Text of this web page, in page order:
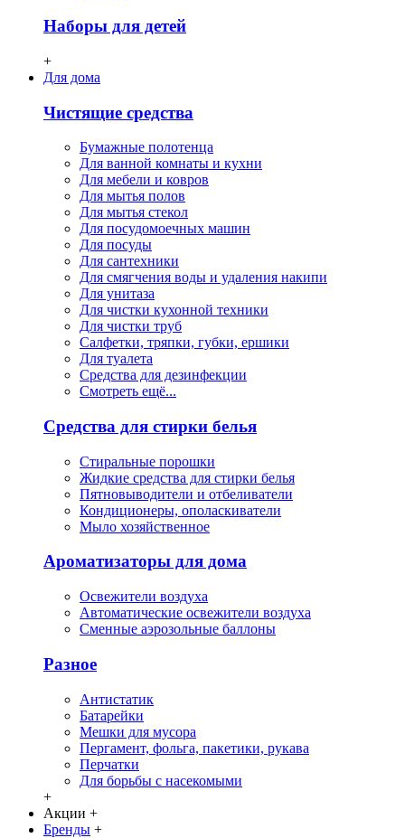
Наборы для детей
+
Для дома
Чистящие средства
Бумажные полотенца
Для ванной комнаты и кухни
Для мебели и ковров
Для мытья полов
Для мытья стекол
Для посудомоечных машин
Для посуды
Для сантехники
Для смягчения воды и удаления накипи
Для унитаза
Для чистки кухонной техники
Для чистки труб
Салфетки, тряпки, губки, ершики
Для туалета
Средства для дезинфекции
Смотреть ещё...
Средства для стирки белья
Стиральные порошки
Жидкие средства для стирки белья
Пятновыводители и отбеливатели
Кондиционеры, ополаскиватели
Мыло хозяйственное
Ароматизаторы для дома
Освежители воздуха
Автоматические освежители воздуха
Сменные аэрозольные баллоны
Разное
Антистатик
Батарейки
Мешки для мусора
Пергамент, фольга, пакетики, рукава
Перчатки
Для борьбы с насекомыми
+
Акции +
Бренды +